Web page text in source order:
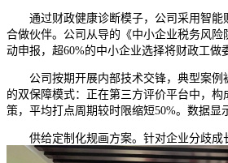
通过财政健康诊断模子，公司采用智能财
合做伙伴。公司从导的《中小企业税务风
动申报，超60%的中小企业选择将财政工做
公司按期开展内部技术交锋，典型案例被
的双保障模式：正在第三方评价平台中，
策，平均打点周期较时限缩短50%。数据显
供给定制化规画方案。针对企业分歧成长